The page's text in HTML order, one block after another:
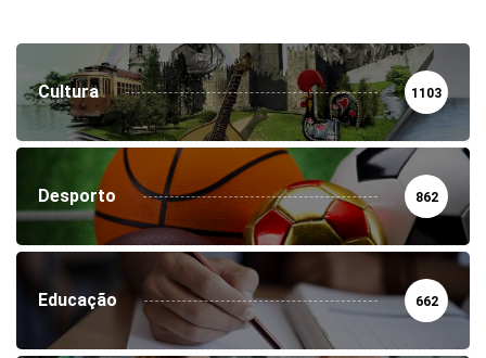
Cultura 1103
Desporto 862
Educação 662